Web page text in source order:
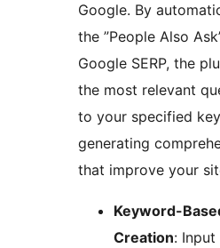
Google. By
the ”People Also
Google SERP, the
the most relevant
to your specified
generating
that improve your
Keyword-
Creation: